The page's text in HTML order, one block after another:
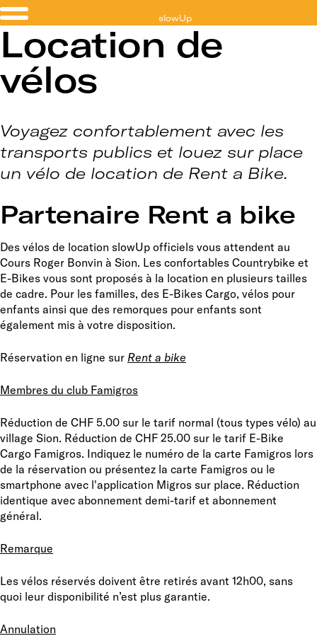
slowUp
Location de
vélos
Voyagez confortablement avec les
transports publics et louez sur place
un vélo de location de Rent a Bike.
Partenaire Rent a bike
Des vélos de location slowUp officiels vous attendent au
Cours Roger Bonvin à Sion. Les confortables Countrybike et
E-Bikes vous sont proposés à la location en plusieurs tailles
de cadre. Pour les familles, des E-Bikes Cargo, vélos pour
enfants ainsi que des remorques pour enfants sont
également mis à votre disposition.
Réservation en ligne sur Rent a bike
Membres du club Famigros
Réduction de CHF 5.00 sur le tarif normal (tous types vélo) au
village Sion. Réduction de CHF 25.00 sur le tarif E-Bike
Cargo Famigros. Indiquez le numéro de la carte Famigros lors
de la réservation ou présentez la carte Famigros ou le
smartphone avec l'application Migros sur place. Réduction
identique avec abonnement demi-tarif et abonnement
général.
Remarque
Les vélos réservés doivent être retirés avant 12h00, sans
quoi leur disponibilité n’est plus garantie.
Annulation